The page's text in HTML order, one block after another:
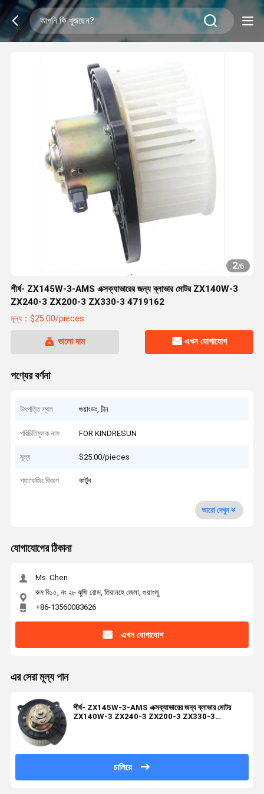
2/6
শীর্ষ- ZX145W-3-AMS এক্সক্যাভারের জন্য ব্লাভার মোটর ZX140W-3
ZX240-3 ZX200-3 ZX330-3 4719162
মূল্য：$25.00/pieces
ভালো দাম এখন যোগাযোগ
পণ্যের বর্ণনা
উৎপত্তি স্থল গুয়াংডং, চীন
পরিচিতিমুলক নাম FOR KINDRESUN
মূল্য $25.00/pieces
প্যাকেজিং বিবরণ কার্টুন
আরো দেখুন
যোগাযোগের ঠিকানা
Ms. Chen
রুম বি১৫, নং ২৮ ঝুজি রোড, তিয়ানহে জেলা, গুয়াংজু
+86-13560083626
এখন যোগাযোগ
এর সেরা মূল্য পান
শীর্ষ- ZX145W-3-AMS এক্সক্যাভারের জন্য ব্লাভার মোটর
ZX140W-3 ZX240-3 ZX200-3 ZX330-3
চালিয়ে